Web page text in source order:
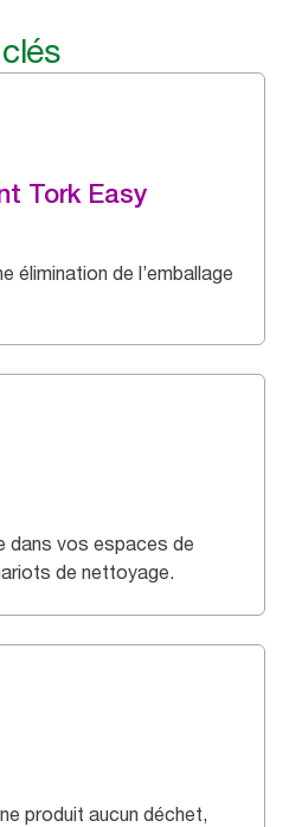
Tork Easy
élimination de l’emballage
dans vos espaces de
de nettoyage.
produit aucun déchet,